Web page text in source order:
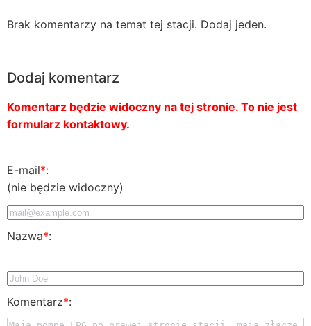
Brak komentarzy na temat tej stacji. Dodaj jeden.
Dodaj komentarz
Komentarz będzie widoczny na tej stronie. To nie jest
formularz kontaktowy.
E-mail*:
(nie będzie widoczny)
Nazwa*:
Komentarz*: